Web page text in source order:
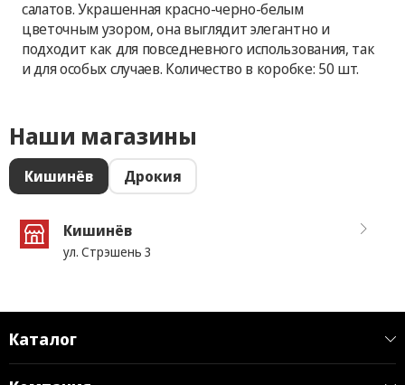
салатов. Украшенная красно-черно-белым
цветочным узором, она выглядит элегантно и
подходит как для повседневного использования, так
и для особых случаев. Количество в коробке: 50 шт.
Наши магазины
Кишинёв Дрокия
Кишинёв
ул. Стрэшень 3
Каталог